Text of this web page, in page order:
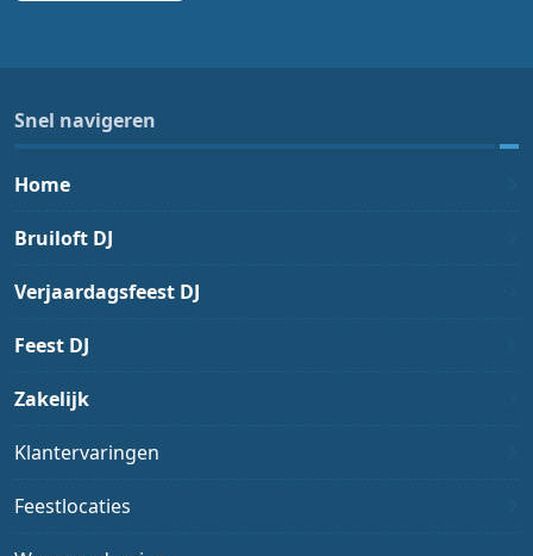
Snel navigeren
Home
Bruiloft DJ
Verjaardagsfeest DJ
Feest DJ
Zakelijk
Klantervaringen
Feestlocaties